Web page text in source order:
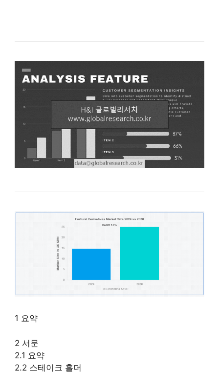
1 요약
2 서문
2.1 요약
2.2 스테이크 홀더